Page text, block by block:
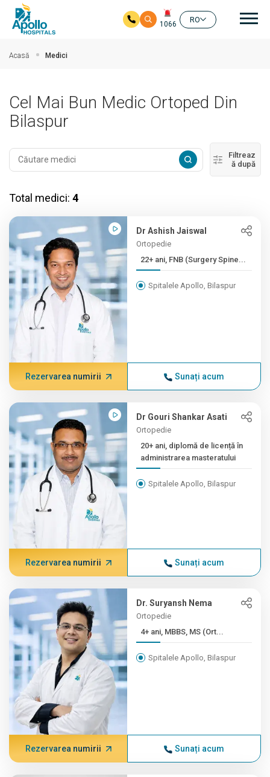
1066
RO
Acasă Medici
Cel Mai Bun Medic Ortoped Din
Bilaspur
Filtreaz
ă după
Total medici: 4
Dr Ashish Jaiswal
Ortopedie
22+ ani, FNB (Surgery Spine...
Spitalele Apollo, Bilaspur
Rezervarea numirii Sunați acum
Dr Gouri Shankar Asati
Ortopedie
20+ ani, diplomă de licență în
administrarea masteratului
Spitalele Apollo, Bilaspur
Rezervarea numirii Sunați acum
Dr. Suryansh Nema
Ortopedie
4+ ani, MBBS, MS (Ort...
Spitalele Apollo, Bilaspur
Rezervarea numirii Sunați acum